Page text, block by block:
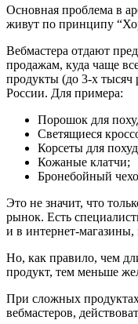
Основная проблема в
живут по принципу
Вебмастера отдают
продажам, куда чаще
продукты (до 3-х тысяч
России. Для примера:
Порошок для
Светящиеся
Корсеты для
Кожаные клатчи;
Бронебойный
Это не значит, что
рынок. Есть
и в интернет-
Но, как правило, чем
продукт, тем меньше
При сложных
вебмастеров,